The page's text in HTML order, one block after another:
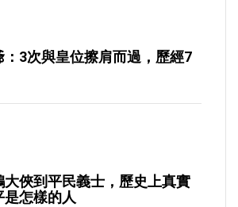
：3次與皇位擦肩而過，歷經7
大俠到平民義士，歷史上真實
怎樣的人